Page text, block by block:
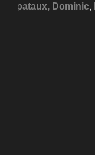
Corpataux, Dominic,